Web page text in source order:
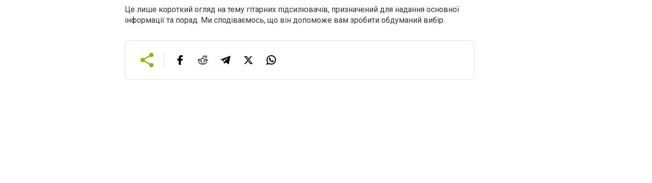
Це лише короткий огляд на тему гітарних підсилювачів, призначений для надання основної
інформації та порад. Ми сподіваємось, що він допоможе вам зробити обдуманий вибір.